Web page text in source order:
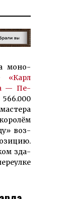
«Карл
— Пе­
воз­
зда­